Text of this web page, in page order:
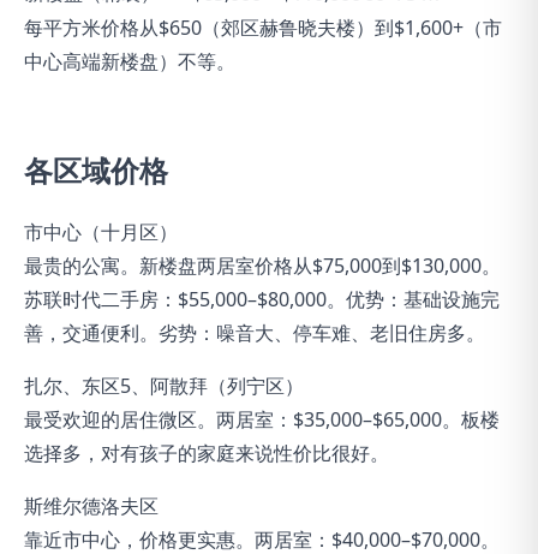
每平方米价格从$650（郊区赫鲁晓夫楼）到$1,600+（市
中心高端新楼盘）不等。
各区域价格
市中心（十月区）
最贵的公寓。新楼盘两居室价格从$75,000到$130,000。
苏联时代二手房：$55,000–$80,000。优势：基础设施完
善，交通便利。劣势：噪音大、停车难、老旧住房多。
扎尔、东区5、阿散拜（列宁区）
最受欢迎的居住微区。两居室：$35,000–$65,000。板楼
选择多，对有孩子的家庭来说性价比很好。
斯维尔德洛夫区
靠近市中心，价格更实惠。两居室：$40,000–$70,000。